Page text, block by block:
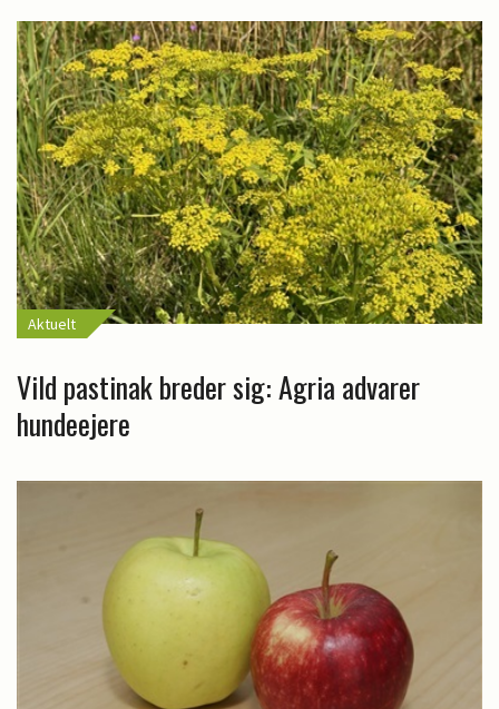
Aktuelt
Vild pastinak breder sig: Agria advarer
hundeejere